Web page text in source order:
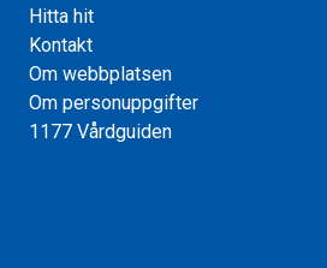
Hitta hit
Kontakt
Om webbplatsen
Om personuppgifter
1177 Vårdguiden